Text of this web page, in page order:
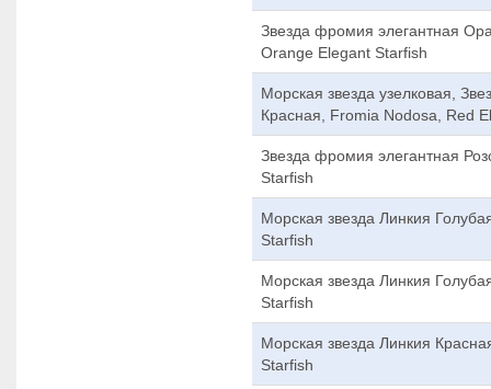
Звезда фромия элегантная
Orange Elegant Starfish
Морская звезда узелковая,
Красная, Fromia Nodosa, Red
Звезда фромия элегантная
Starfish
Морская звезда Линкия
Starfish
Морская звезда Линкия
Starfish
Морская звезда Линкия
Starfish